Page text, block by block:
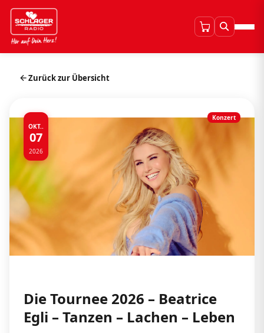
Zurück zur Übersicht
OKT..
07
2026
Konzert
Die Tournee 2026 – Beatrice
Egli – Tanzen – Lachen – Leben